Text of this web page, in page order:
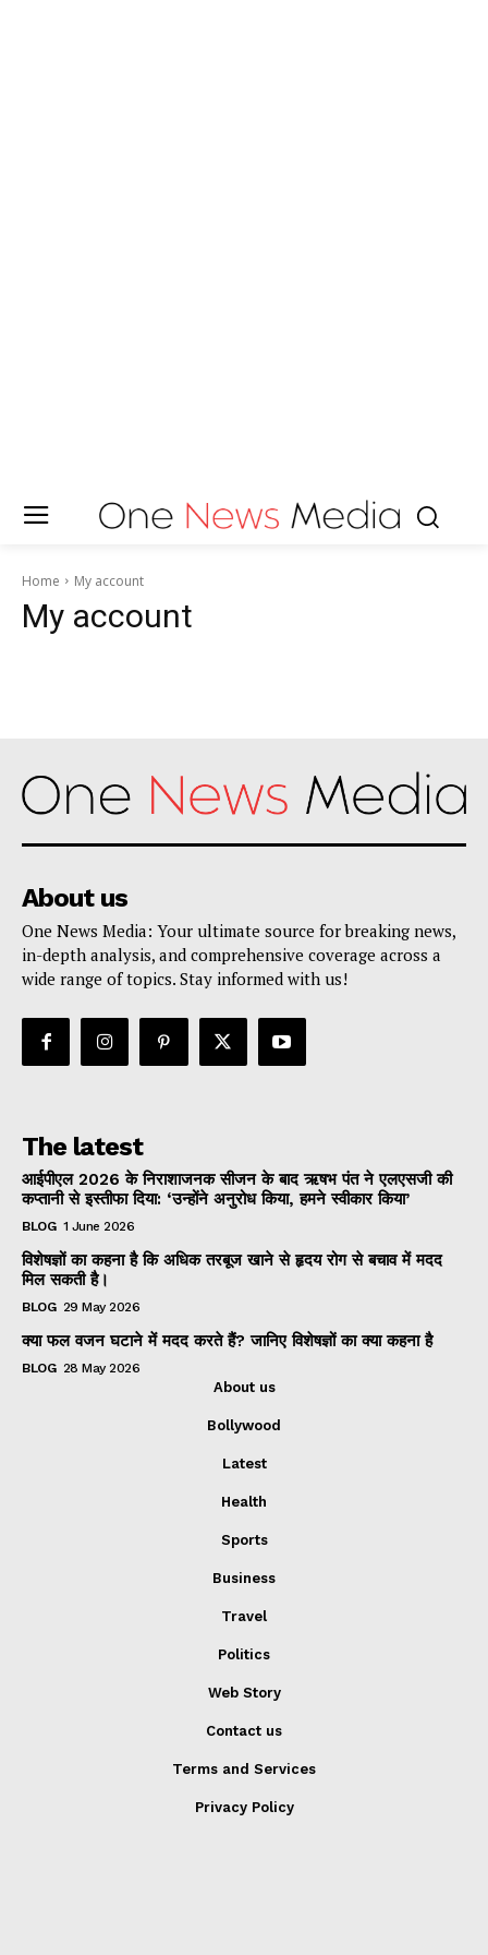
Home My account
My account
About us
One News Media: Your ultimate source for breaking news,
in-depth analysis, and comprehensive coverage across a
wide range of topics. Stay informed with us!
The latest
आईपीएल 2026 के निराशाजनक सीजन के बाद ऋषभ पंत ने एलएसजी की
कप्तानी से इस्तीफा दिया: ‘उन्होंने अनुरोध किया, हमने स्वीकार किया’
BLOG 1 June 2026
विशेषज्ञों का कहना है कि अधिक तरबूज खाने से हृदय रोग से बचाव में मदद
मिल सकती है।
BLOG 29 May 2026
क्या फल वजन घटाने में मदद करते हैं? जानिए विशेषज्ञों का क्या कहना है
BLOG 28 May 2026
About us
Bollywood
Latest
Health
Sports
Business
Travel
Politics
Web Story
Contact us
Terms and Services
Privacy Policy